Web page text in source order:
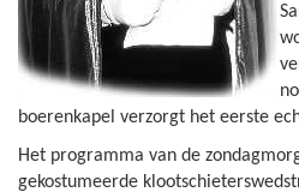
boerenkapel verzorgt het eerste
Het programma van de
gekostumeerde